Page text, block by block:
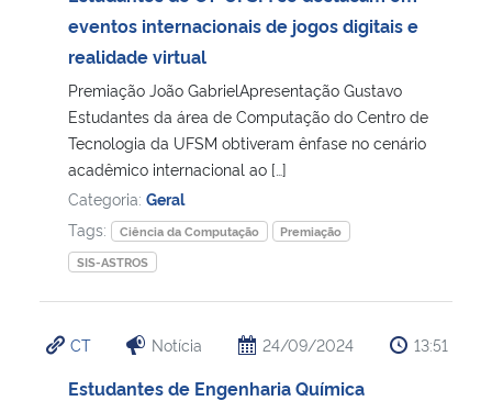
Ministério da Mulher, da Família e dos Direitos Humanos
Secretaria-Geral
Secretaria de Governo
Gabinete de Segurança Institucional
Advocacia-Geral da União
eventos internacionais de jogos digitais e
realidade virtual
Premiação João GabrielApresentação Gustavo
Estudantes da área de Computação do Centro de
Tecnologia da UFSM obtiveram ênfase no cenário
acadêmico internacional ao […]
Categoria: Geral
Tags:
Ciência da Computação
Premiação
SIS-ASTROS
CT Notícia 24/09/2024 13:51
Estudantes de Engenharia Química